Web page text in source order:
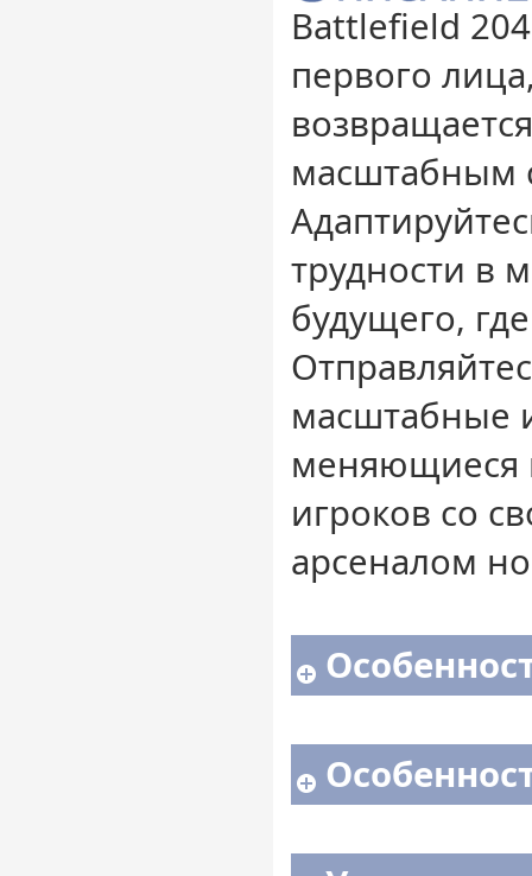
Battlefield
первого
масштабным
трудности в
будущего,
масштабные
меняющиеся
игроков со
арсеналом